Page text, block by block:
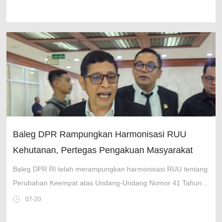
Baleg DPR Rampungkan Harmonisasi RUU
Kehutanan, Pertegas Pengakuan Masyarakat
Adat
Baleg DPR RI telah merampungkan harmonisasi RUU tentang
Perubahan Keempat atas Undang-Undang Nomor 41 Tahun
1999 tentang Kehutanan.
07-20